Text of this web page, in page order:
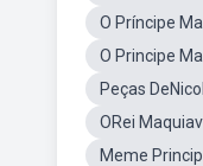
O Príncipe
O Principe
Peças
ORei
Meme